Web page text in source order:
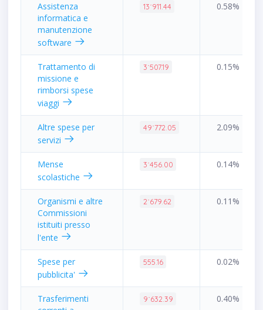
Assistenza
informatica e
manutenzione
software
13˙911.44 0.58%
Trattamento di
missione e
rimborsi spese
viaggi
3˙507.19 0.15%
Altre spese per
servizi
49˙772.05 2.09%
Mense
scolastiche
3˙456.00 0.14%
Organismi e altre
Commissioni
istituiti presso
l'ente
2˙679.62 0.11%
Spese per
pubblicita'
555.16 0.02%
Trasferimenti
9˙632.39 0.40%